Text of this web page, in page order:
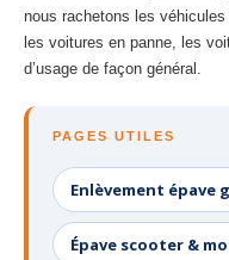
nous rachetons les
les voitures en panne, les
d’usage de façon général.
PAGES UTILES
Enlèvement épave
Épave scooter &